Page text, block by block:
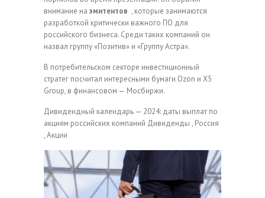
внимание на эмитентов , которые занимаются
разработкой критически важного ПО для
российского бизнеса. Среди таких компаний он
назвал группу «Позитив» и «Группу Астра».
В потребительском секторе инвестиционный
стратег посчитал интересными бумаги Ozon и X5
Group, в финансовом — Мосбиржи.
Дивидендный календарь — 2024: даты выплат по
акциям российских компаний Дивиденды , Россия
, Акции